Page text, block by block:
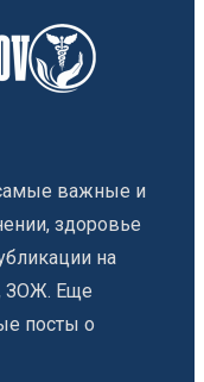
важные и
здоровье
на
ЗОЖ. Еще
посты о